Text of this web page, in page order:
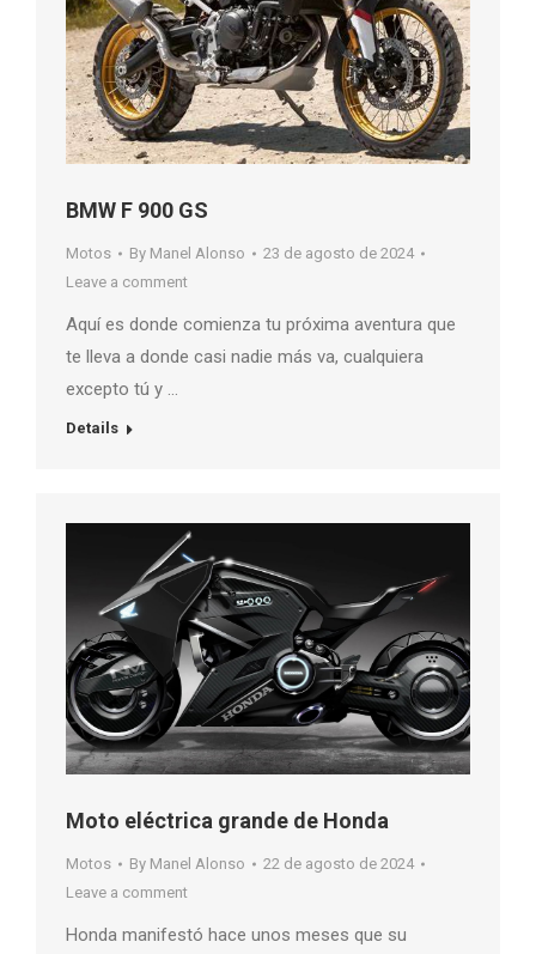
BMW F 900 GS
Motos By Manel Alonso
23 de agosto de 2024
Leave a comment
Aquí es donde comienza tu próxima aventura que
te lleva a donde casi nadie más va, cualquiera
excepto tú y …
Details
Moto eléctrica grande de Honda
Motos By Manel Alonso
22 de agosto de 2024
Leave a comment
Honda manifestó hace unos meses que su